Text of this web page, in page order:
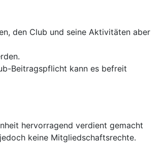
den Club und seine Aktivitäten aber
Beitragspflicht kann es befreit
hervorragend verdient gemacht
keine Mitgliedschaftsrechte.